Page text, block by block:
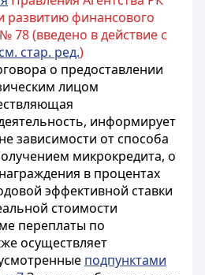
развитию финансового
78 (введено в действие с
см. стар. ред.)
о предоставлении
лицом
информирует
зависимости от способа
микрокредита, о
в процентах
эффективной ставки
стоимости
переплаты по
осуществляет
подпунктами